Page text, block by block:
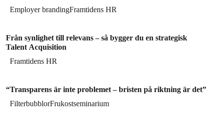
Employer brandingFramtidens HR
Från synlighet till relevans – så bygger du en strategisk
Talent Acquisition
Framtidens HR
“Transparens är inte problemet – bristen på riktning är det”
FilterbubblorFrukostseminarium